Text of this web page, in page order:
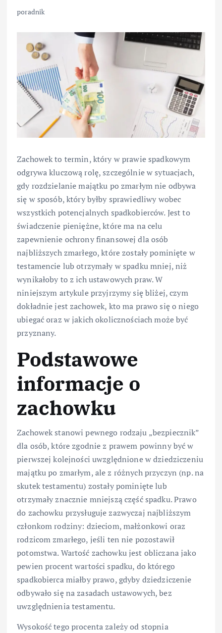
poradnik
Zachowek to termin, który w prawie spadkowym
odgrywa kluczową rolę, szczególnie w sytuacjach,
gdy rozdzielanie majątku po zmarłym nie odbywa
się w sposób, który byłby sprawiedliwy wobec
wszystkich potencjalnych spadkobierców. Jest to
świadczenie pieniężne, które ma na celu
zapewnienie ochrony finansowej dla osób
najbliższych zmarłego, które zostały pominięte w
testamencie lub otrzymały w spadku mniej, niż
wynikałoby to z ich ustawowych praw. W
niniejszym artykule przyjrzymy się bliżej, czym
dokładnie jest zachowek, kto ma prawo się o niego
ubiegać oraz w jakich okolicznościach może być
przyznany.
Podstawowe
informacje o
zachowku
Zachowek stanowi pewnego rodzaju „bezpiecznik”
dla osób, które zgodnie z prawem powinny być w
pierwszej kolejności uwzględnione w dziedziczeniu
majątku po zmarłym, ale z różnych przyczyn (np. na
skutek testamentu) zostały pominięte lub
otrzymały znacznie mniejszą część spadku. Prawo
do zachowku przysługuje zazwyczaj najbliższym
członkom rodziny: dzieciom, małżonkowi oraz
rodzicom zmarłego, jeśli ten nie pozostawił
potomstwa. Wartość zachowku jest obliczana jako
pewien procent wartości spadku, do którego
spadkobierca miałby prawo, gdyby dziedziczenie
odbywało się na zasadach ustawowych, bez
uwzględnienia testamentu.
Wysokość tego procenta zależy od stopnia